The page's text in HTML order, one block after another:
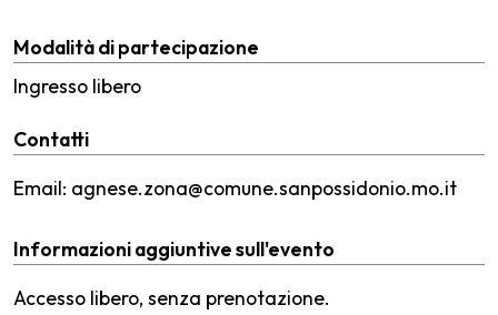
Modalità di partecipazione
Ingresso libero
Contatti
Email: agnese.zona@comune.sanpossidonio.mo.it
Informazioni aggiuntive sull'evento
Accesso libero, senza prenotazione.